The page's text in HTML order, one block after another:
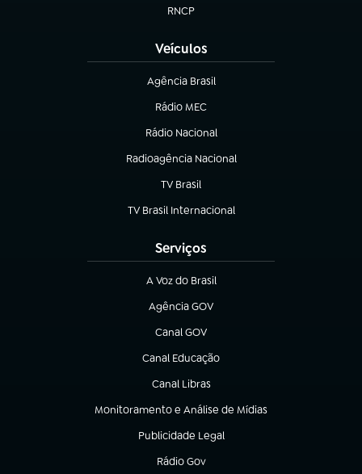
RNCP
(abre em nova aba)
Veículos
Agência Brasil
(abre em nova aba)
Rádio MEC
(abre em nova aba)
Rádio Nacional
Radioagência Nacional
(abre em nova aba)
TV Brasil
(abre em nova aba)
TV Brasil Internacional
(abre em nova aba)
Serviços
A Voz do Brasil
(abre em nova aba)
Agência GOV
(abre em nova aba)
Canal GOV
(abre em nova aba)
Canal Educação
(abre em nova aba)
Canal Libras
(abre em nova aba)
Monitoramento e Análise de Mídias
(abre em nova aba)
Publicidade Legal
(abre em nova aba)
Rádio Gov
(abre em nova aba)